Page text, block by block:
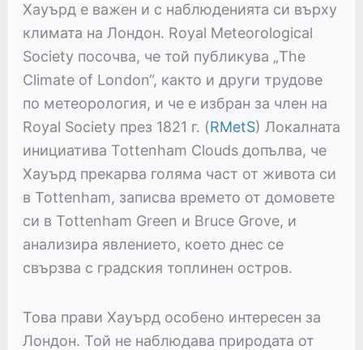
Хауърд е важен и с наблюденията си върху
климата на Лондон. Royal Meteorological
Society посочва, че той публикува „The
Climate of London“, както и други трудове
по метеорология, и че е избран за член на
Royal Society през 1821 г. (RMetS) Локалната
инициатива Tottenham Clouds допълва, че
Хауърд прекарва голяма част от живота си
в Tottenham, записва времето от домовете
си в Tottenham Green и Bruce Grove, и
анализира явлението, което днес се
свързва с градския топлинен остров.
Това прави Хауърд особено интересен за
Лондон. Той не наблюдава природата от